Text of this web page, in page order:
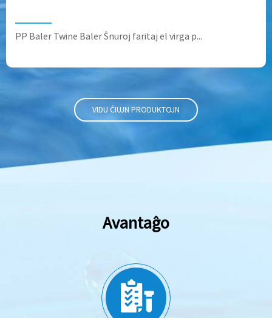
PP Baler Twine Baler Ŝnuroj faritaj el virga p...
VIDU ĈIUJN PRODUKTOJN
Avantaĝo